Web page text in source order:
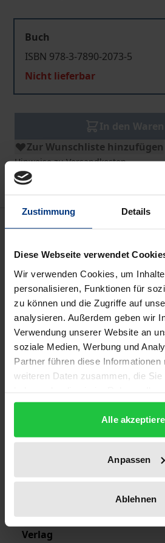
Zustimmung Details
Diese Webseite verwendet
Wir verwenden Cookies, um
personalisieren, Funktionen für
zu können und die Zugriffe auf
analysieren. Außerdem geben wir
Verwendung unserer Website an
soziale Medien, Werbung und
Partner führen diese
weiteren Daten zusammen, die Sie
gesammelt haben.
Alle
Anpassen
Ablehnen
Buch
ISBN 978-3-7890-2073-5
Nicht lieferbar
Zur Wunschliste hinzufügen
Hinweise zu Versandkosten
Bibliografische Angaben
ISBN
978-3-7890-2073-5
Untertitel
Beiträge zur
Marktordnungen, Common
Erscheinungsdatum
Verlag